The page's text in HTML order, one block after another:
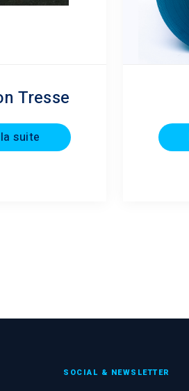
Tresse
suite
SOCIAL & NEWSLETTER